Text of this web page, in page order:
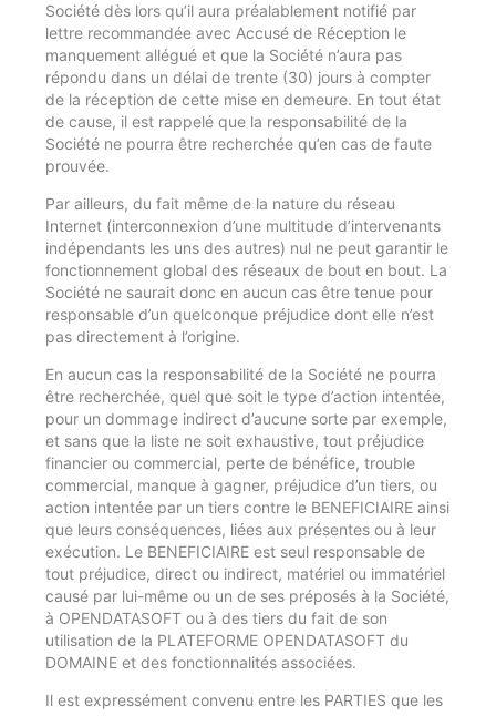
Société dès lors qu’il aura préalablement notifié par
lettre recommandée avec Accusé de Réception le
manquement allégué et que la Société n’aura pas
répondu dans un délai de trente (30) jours à compter
de la réception de cette mise en demeure. En tout état
de cause, il est rappelé que la responsabilité de la
Société ne pourra être recherchée qu’en cas de faute
prouvée.
Par ailleurs, du fait même de la nature du réseau
Internet (interconnexion d’une multitude d’intervenants
indépendants les uns des autres) nul ne peut garantir le
fonctionnement global des réseaux de bout en bout. La
Société ne saurait donc en aucun cas être tenue pour
responsable d’un quelconque préjudice dont elle n’est
pas directement à l’origine.
En aucun cas la responsabilité de la Société ne pourra
être recherchée, quel que soit le type d’action intentée,
pour un dommage indirect d’aucune sorte par exemple,
et sans que la liste ne soit exhaustive, tout préjudice
financier ou commercial, perte de bénéfice, trouble
commercial, manque à gagner, préjudice d’un tiers, ou
action intentée par un tiers contre le BENEFICIAIRE ainsi
que leurs conséquences, liées aux présentes ou à leur
exécution. Le BENEFICIAIRE est seul responsable de
tout préjudice, direct ou indirect, matériel ou immatériel
causé par lui-même ou un de ses préposés à la Société,
à OPENDATASOFT ou à des tiers du fait de son
utilisation de la PLATEFORME OPENDATASOFT du
DOMAINE et des fonctionnalités associées.
Il est expressément convenu entre les PARTIES que les